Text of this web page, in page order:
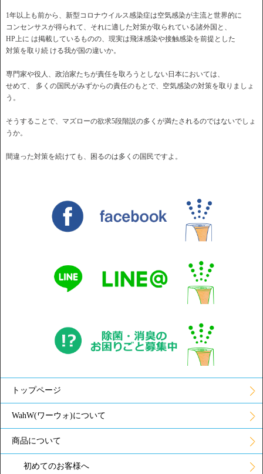
1年以上も前から、新型コロナウイルス感染症は空気感染が主流と世界的に
コンセンサスが得られて、それに適した対策が取られている諸外国と、
HP上に は掲載しているものの、現実は飛沫感染や接触感染を前提とした
対策を取り続 ける我が国の違いか。
専門家や役人、政治家たちが責任を取ろうとしない日本においては、
せめて、 多くの国民がみずからの責任のもとで、空気感染の対策を取りましょ
う。
そうすることで、マズローの欲求5段階説の多くが満たされるのではないでしょ
うか。
間違った対策を続けても、困るのは多くの国民ですよ。
トップページ
WahW(ワーウォ)について
商品について
初めてのお客様へ